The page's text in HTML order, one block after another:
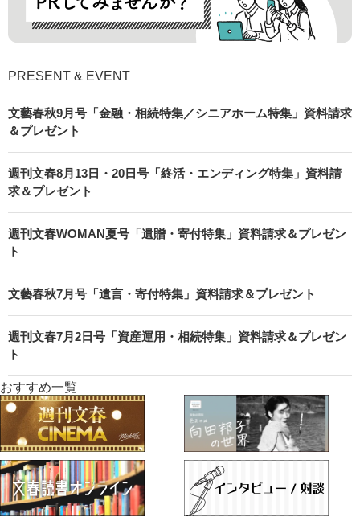
PRESENT & EVENT
文藝春秋9月号「金融・相続特集／シニアホーム特集」資料請求
＆プレゼント
週刊文春8月13日・20日号「終活・エンディング特集」資料請
求＆プレゼント
週刊文春WOMAN夏号「遺贈・寄付特集」資料請求＆プレゼン
ト
文藝春秋7月号「遺言・寄付特集」資料請求＆プレゼント
週刊文春7月2日号「資産運用・相続特集」資料請求＆プレゼン
ト
おすすめ一覧